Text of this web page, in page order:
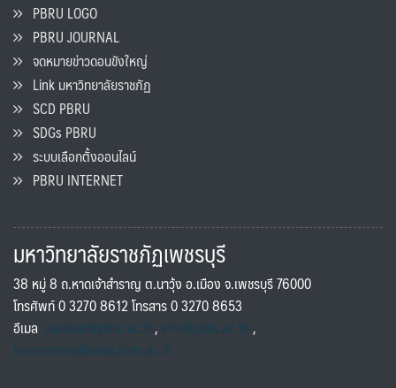
PBRU LOGO
PBRU JOURNAL
จดหมายข่าวดอนขังใหญ่
Link มหาวิทยาลัยราชภัฏ
SCD PBRU
SDGs PBRU
ระบบเลือกตั้งออนไลน์
PBRU INTERNET
มหาวิทยาลัยราชภัฏเพชรบุรี
38 หมู่ 8 ถ.หาดเจ้าสำราญ ต.นาวุ้ง อ.เมือง จ.เพชรบุรี 76000
โทรศัพท์ 0 3270 8612 โทรสาร 0 3270 8653
อีเมล saraban@pbru.ac.th, info@pbru.ac.th,
international@mail.pbru.ac.th